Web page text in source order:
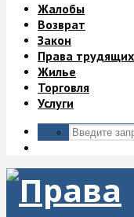
Жалобы
Возврат
Закон
Права
Жилье
Торговля
Услуги